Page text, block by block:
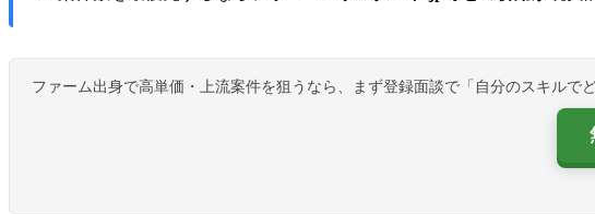
ファーム出身で高単価・上流案件を狙うなら、まず登録面談で「自分のスキルで